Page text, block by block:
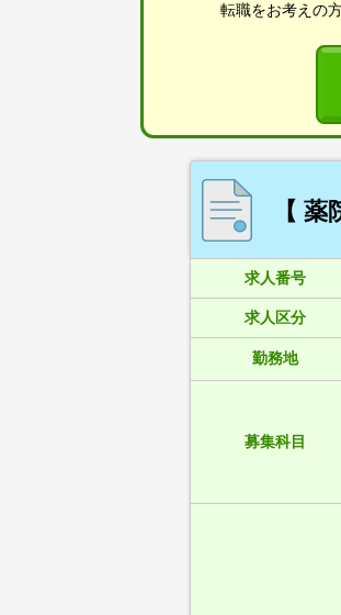
転職をお考えの
【
求人番号
求人区分
勤務地
募集科目